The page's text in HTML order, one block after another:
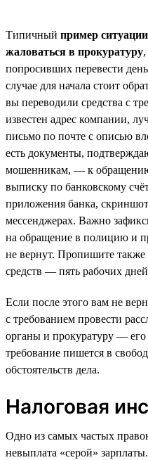
Типичный пример
жаловаться в прокуратуру
попросивших перевести
случае для начала стоит
вы переводили средства с
известен адрес компании,
письмо по почте с описью
есть документы,
мошенникам, — к
выписку по банковскому
приложения банка,
мессенджерах. Важно
на обращение в полицию и
не вернут. Пропишите также
средств — пять рабочих дней
Если после этого вам не
с требованием провести
органы и прокуратуру — его
требование пишется в
обстоятельств дела.
Налоговая
Одно из самых частых
невыплата «серой»